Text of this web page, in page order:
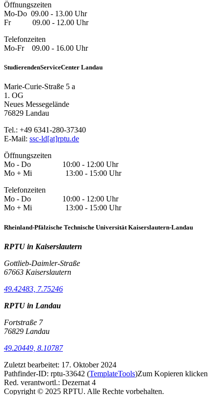
Öffnungszeiten
Mo-Do 09.00 - 13.00 Uhr
Fr 09.00 - 12.00 Uhr
Telefonzeiten
Mo-Fr 09.00 - 16.00 Uhr
StudierendenServiceCenter Landau
Marie-Curie-Straße 5 a
1. OG
Neues Messegelände
76829 Landau
Tel.: +49 6341-280-37340
E-Mail: ssc-ld[at]rptu.de
Öffnungszeiten
Mo - Do 10:00 - 12:00 Uhr
Mo + Mi 13:00 - 15:00 Uhr
Telefonzeiten
Mo - Do 10:00 - 12:00 Uhr
Mo + Mi 13:00 - 15:00 Uhr
Rheinland-Pfälzische Technische Universität Kaiserslautern-Landau
RPTU in Kaiserslautern
Gottlieb-Daimler-Straße
67663 Kaiserslautern
49.42483, 7.75246
RPTU in Landau
Fortstraße 7
76829 Landau
49.20449, 8.10787
Zuletzt bearbeitet: 17. Oktober 2024
Pathfinder-ID: rptu-33642 (TemplateTools)Zum Kopieren klicken
Red. verantwortl.: Dezernat 4
Copyright © 2025 RPTU. Alle Rechte vorbehalten.